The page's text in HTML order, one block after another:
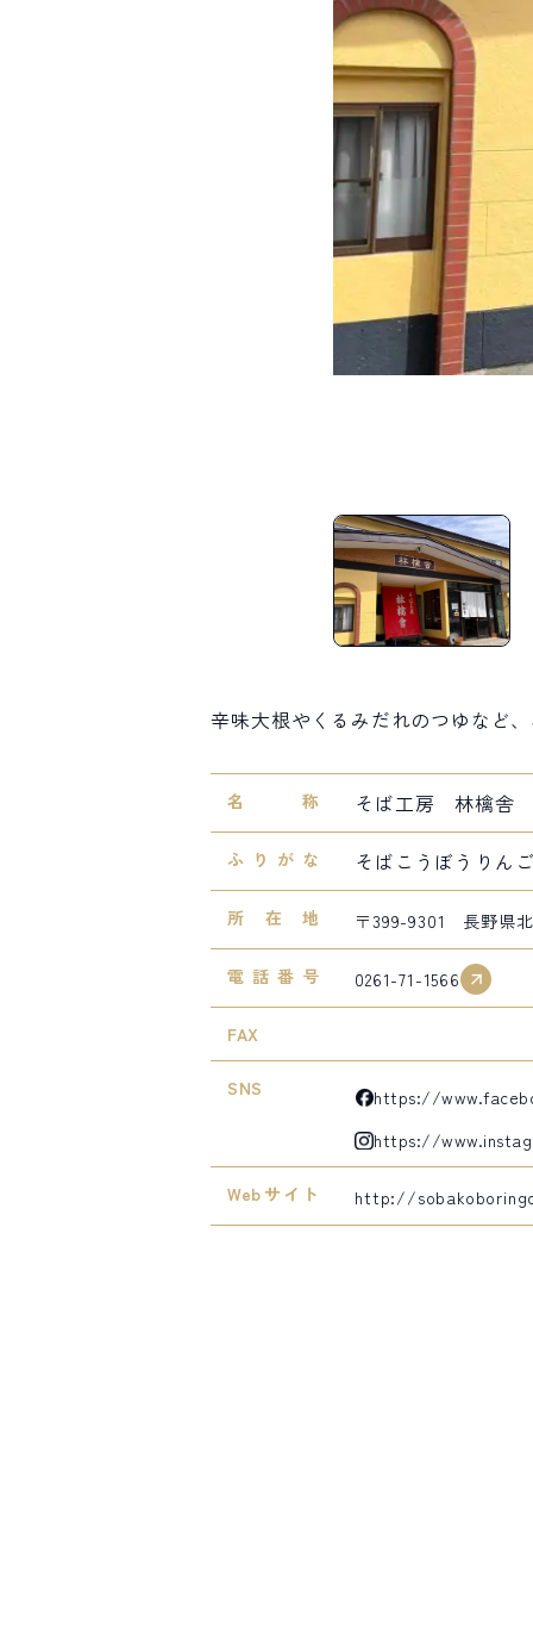
辛味大根やくるみだれのつゆなど
名称 そば工房 林檎舎
ふりがな そばこうぼうりん
所在地 〒399-9301 長野県
電話番号 0261-71-1566
FAX
SNS
https://
https://
Webサイト http://